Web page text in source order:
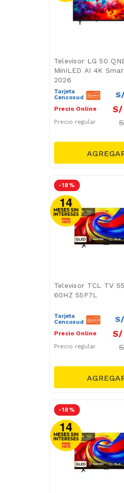
Televisor LG 50
MiniLED AI 4K
2026
Tarjeta
Cencosud
S/
Precio Online S/
Precio regular
-18 %
Televisor TCL TV
60HZ 55P7L
Tarjeta
Cencosud
S/
Precio Online S/
Precio regular
-18 %